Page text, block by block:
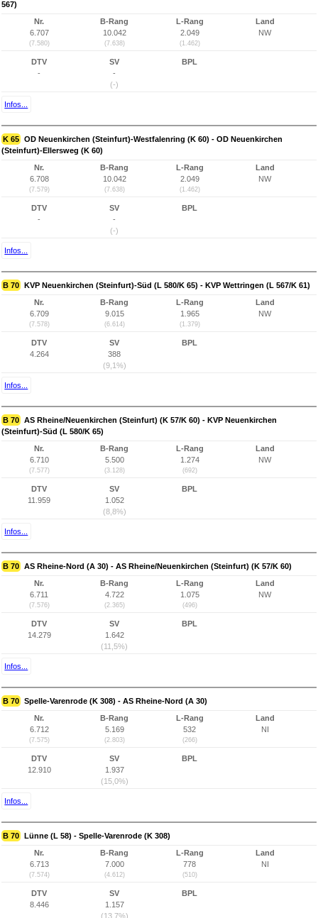
567)
Nr.
6.707
(7.580)
B-Rang
10.042
(7.638)
L-Rang
2.049
(1.462)
Land
NW
DTV
-
SV
-
(-)
BPL
Infos...
K 65 OD Neuenkirchen (Steinfurt)-Westfalenring (K 60) - OD Neuenkirchen
(Steinfurt)-Ellersweg (K 60)
Nr.
6.708
(7.579)
B-Rang
10.042
(7.638)
L-Rang
2.049
(1.462)
Land
NW
DTV
-
SV
-
(-)
BPL
Infos...
B 70 KVP Neuenkirchen (Steinfurt)-Süd (L 580/K 65) - KVP Wettringen (L 567/K 61)
Nr.
6.709
(7.578)
B-Rang
9.015
(6.614)
L-Rang
1.965
(1.379)
Land
NW
DTV
4.264
SV
388
(9,1%)
BPL
Infos...
B 70 AS Rheine/Neuenkirchen (Steinfurt) (K 57/K 60) - KVP Neuenkirchen
(Steinfurt)-Süd (L 580/K 65)
Nr.
6.710
(7.577)
B-Rang
5.500
(3.128)
L-Rang
1.274
(692)
Land
NW
DTV
11.959
SV
1.052
(8,8%)
BPL
Infos...
B 70 AS Rheine-Nord (A 30) - AS Rheine/Neuenkirchen (Steinfurt) (K 57/K 60)
Nr.
6.711
(7.576)
B-Rang
4.722
(2.365)
L-Rang
1.075
(496)
Land
NW
DTV
14.279
SV
1.642
(11,5%)
BPL
Infos...
B 70 Spelle-Varenrode (K 308) - AS Rheine-Nord (A 30)
Nr.
6.712
(7.575)
B-Rang
5.169
(2.803)
L-Rang
532
(266)
Land
NI
DTV
12.910
SV
1.937
(15,0%)
BPL
Infos...
B 70 Lünne (L 58) - Spelle-Varenrode (K 308)
Nr.
6.713
(7.574)
B-Rang
7.000
(4.612)
L-Rang
778
(510)
Land
NI
DTV
8.446
SV
1.157
(13,7%)
BPL